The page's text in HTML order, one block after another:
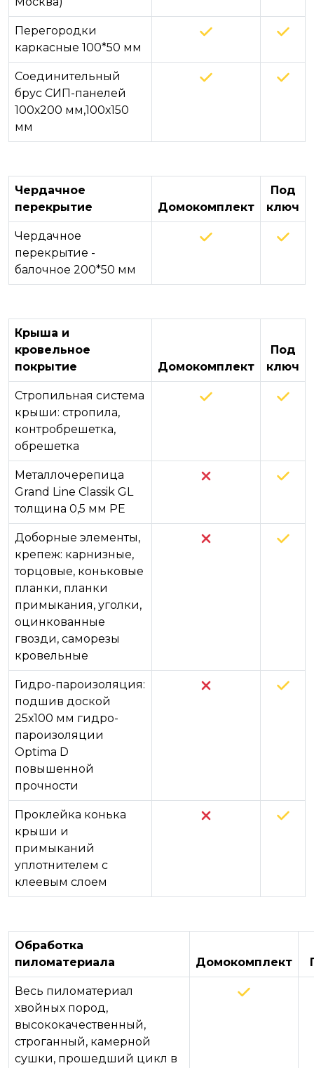
Перегородки
каркасные 100*50 мм
Соединительный
брус СИП-панелей
100х200 мм,100х150
мм
Чердачное
перекрытие
Домокомплект
Под
ключ
Чердачное
перекрытие -
балочное 200*50 мм
Крыша и
кровельное
покрытие
Домокомплект
Под
ключ
Стропильная система
крыши: стропила,
контробрешетка,
обрешетка
Металлочерепица
Grand Line Classik GL
толщина 0,5 мм РЕ
Доборные элементы,
крепеж: карнизные,
торцовые, коньковые
планки, планки
примыкания, уголки,
оцинкованные
гвозди, саморезы
кровельные
Гидро-пароизоляция:
подшив доской
25х100 мм гидро-
пароизоляции
Optima D
повышенной
прочности
Проклейка конька
крыши и
примыканий
уплотнителем с
клеевым слоем
Обработка
пиломатериала
Домокомплект
Весь пиломатериал
хвойных пород,
высококачественный,
строганный, камерной
сушки, прошедший цикл в